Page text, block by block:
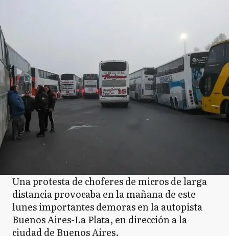
Una protesta de choferes de micros de larga
distancia provocaba en la mañana de este
lunes importantes demoras en la autopista
Buenos Aires-La Plata, en dirección a la
ciudad de Buenos Aires.